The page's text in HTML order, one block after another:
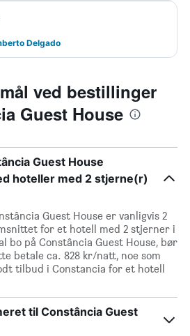
Delgado
ved bestillinger
Guest House
Guest House
hoteller med 2 stjerne(r)
Guest House er vanligvis 2
for et hotell med 2 stjerner i
bo på Constância Guest House, bør
betale ca. 828 kr/natt, noe som
tilbud i Constancia for et hotell
til Constância Guest